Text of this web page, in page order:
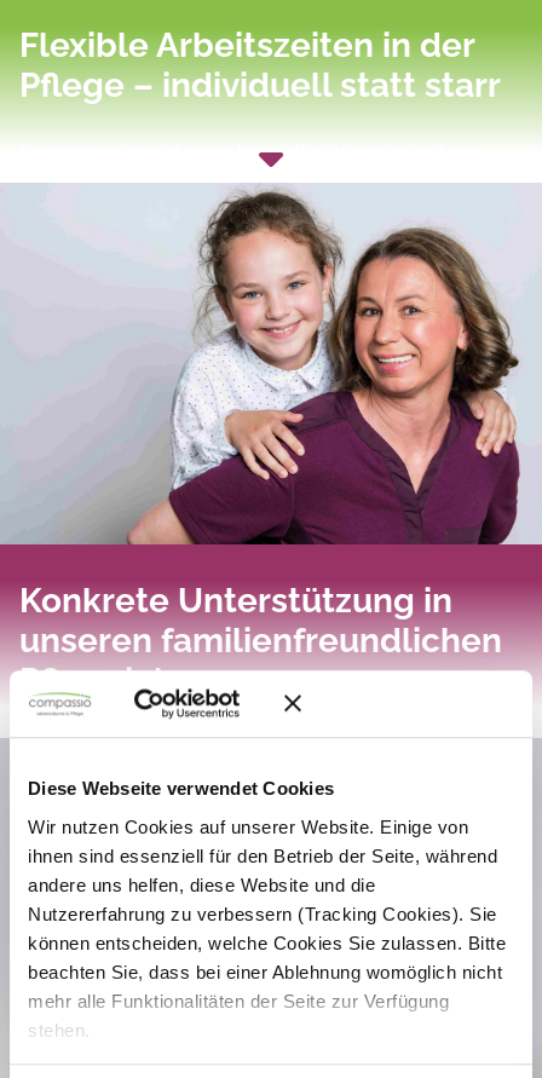
Diese Webseite verwendet Cookies
Wir nutzen Cookies auf unserer Website. Einige von
ihnen sind essenziell für den Betrieb der Seite, während
andere uns helfen, diese Website und die
Nutzererfahrung zu verbessern (Tracking Cookies). Sie
können entscheiden, welche Cookies Sie zulassen. Bitte
beachten Sie, dass bei einer Ablehnung womöglich nicht
mehr alle Funktionalitäten der Seite zur Verfügung
stehen.
Flexible Arbeitszeiten in der
Pflege – individuell statt starr
Bei compassio achten wir hinsichtlich Vereinbarkeit von
Familie und Beruf in der Pflege auf:
Individuelle Teilzeitmodelle
Berücksichtigung familiärer Bedürfnisse bei der
Wunschdienstpläne nach Möglichkeit
Anpassung der Arbeitszeiten bei familiären
Veränderungen
Unsere Führungskräfte planen nicht gegen das Privatleben
– sondern mit ihm.
Flexible Pflegejobs finden
Konkrete Unterstützung in
unseren familienfreundlichen
Pflegejobs
Genau das bieten wir bei compassio.
Das erwartet dich in unseren familienfreundlichen
Pflegejobs:
Zuschüsse zur Kinderbetreuung (je nach Standort)
Unterstützung bei kurzfristigen Betreuungsengpässen
Flexible Anpassung der Arbeitszeit in familiären
Ausnahmesituationen
Möglichkeit zur Stundenreduzierung in belastenden